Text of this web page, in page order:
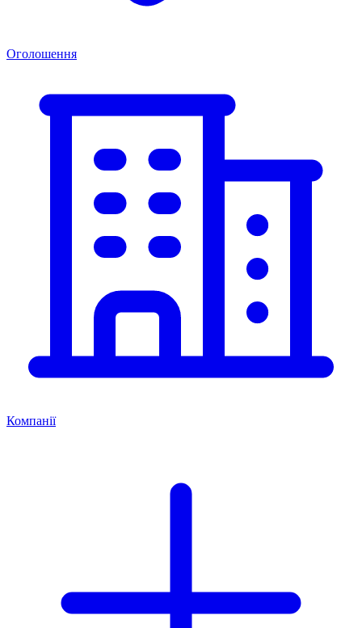
Оголошення
Компанії